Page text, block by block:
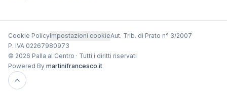
Cookie PolicyImpostazioni cookieAut. Trib. di Prato n° 3/2007
P. IVA 02267980973
© 2026 Palla al Centro · Tutti i diritti riservati
Powered By martinifrancesco.it